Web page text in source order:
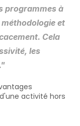
programmes à
et
Cela
les
activité hors